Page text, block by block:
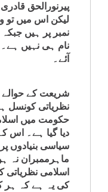
پیرنورالحق قادری
لیکن اس میں تو
نمبر پر ہیں
آئے۔
شریعت کے حوالے
نظریاتی کونسل
حکومت میں
دیا گیا ہے۔ اس
سیاسی بنیادوں
ماہرممبران نہ
اسلامی
کی یہ ہے کہ ہر